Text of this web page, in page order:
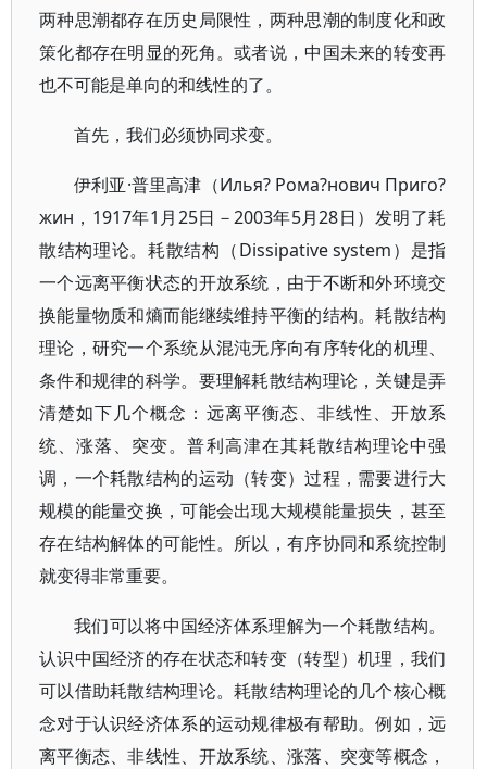
两种思潮都存在历史局限性，两种思潮的制度化和政
策化都存在明显的死角。或者说，中国未来的转变再
也不可能是单向的和线性的了。
首先，我们必须协同求变。
伊利亚·普里高津（Илья? Рома?нович Приго?
жин，1917年1月25日－2003年5月28日）发明了耗
散结构理论。耗散结构（Dissipative system）是指
一个远离平衡状态的开放系统，由于不断和外环境交
换能量物质和熵而能继续维持平衡的结构。耗散结构
理论，研究一个系统从混沌无序向有序转化的机理、
条件和规律的科学。要理解耗散结构理论，关键是弄
清楚如下几个概念：远离平衡态、非线性、开放系
统、涨落、突变。普利高津在其耗散结构理论中强
调，一个耗散结构的运动（转变）过程，需要进行大
规模的能量交换，可能会出现大规模能量损失，甚至
存在结构解体的可能性。所以，有序协同和系统控制
就变得非常重要。
我们可以将中国经济体系理解为一个耗散结构。
认识中国经济的存在状态和转变（转型）机理，我们
可以借助耗散结构理论。耗散结构理论的几个核心概
念对于认识经济体系的运动规律极有帮助。例如，远
离平衡态、非线性、开放系统、涨落、突变等概念，